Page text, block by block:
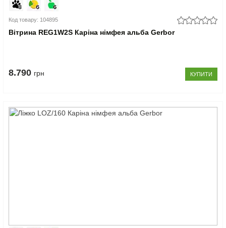
Код товару: 104895
Вітрина REG1W2S Каріна німфея альба Gerbor
8.790 грн КУПИТИ